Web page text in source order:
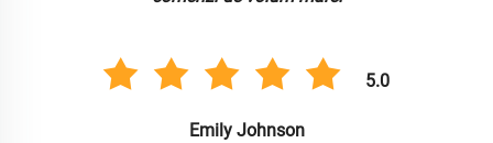
5.0
Emily Johnson